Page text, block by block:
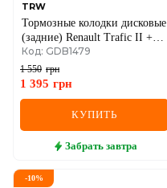
TRW
Тормозные колодки дисковые
(задние) Renault Trafic II +
III
Код: GDB1479
1 550 грн
1 395 грн
КУПИТЬ
Забрать завтра
-10%